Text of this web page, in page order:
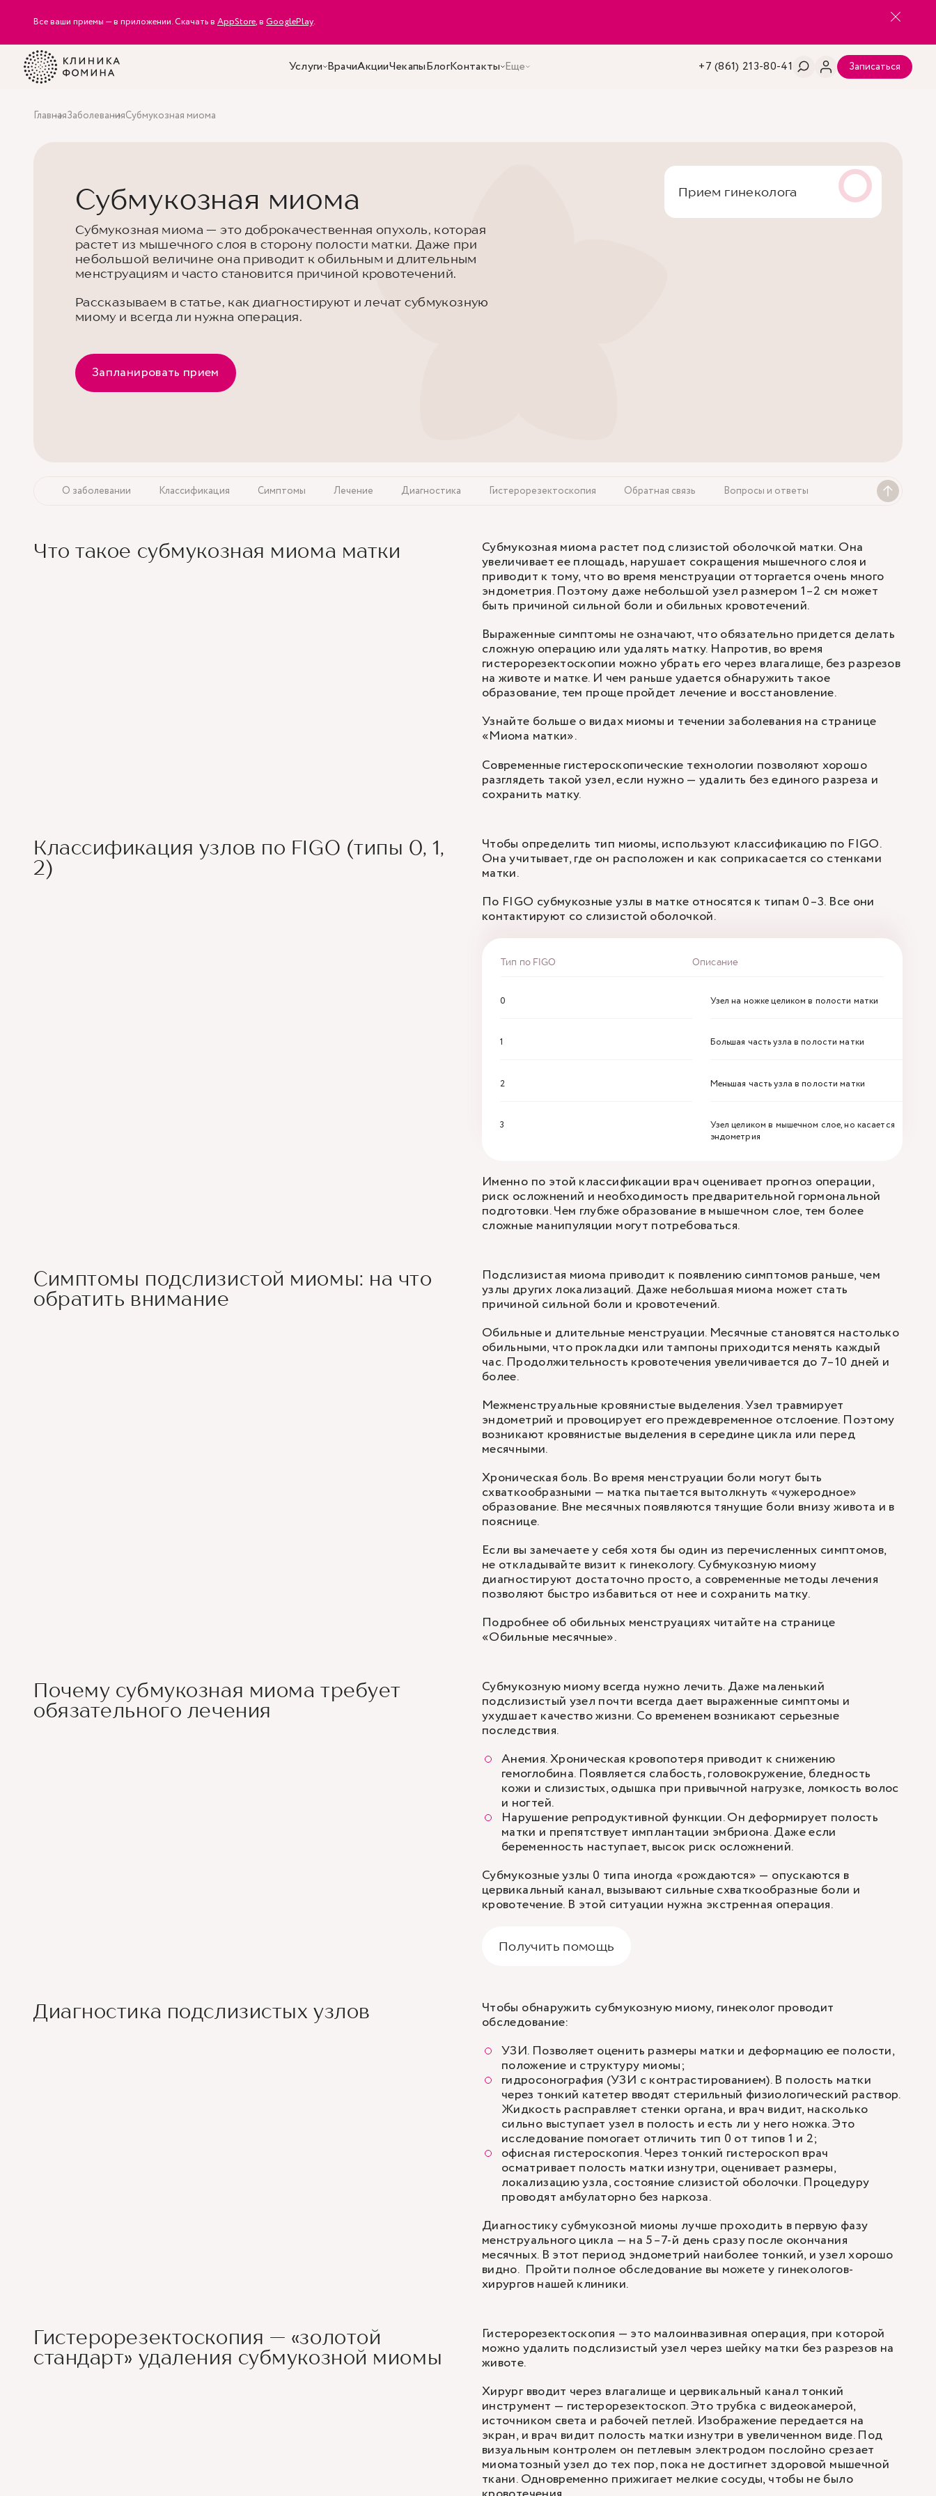
Все ваши приемы — в приложении. Скачать в AppStore, в GooglePlay.
Услуги ВрачиАкцииЧекапыБлогКонтакты Еще +7 (861) 213-80-41 Записаться
ГлавнаяЗаболеванияСубмукозная миома
Субмукозная миома
Субмукозная миома — это доброкачественная опухоль, которая
растет из мышечного слоя в сторону полости матки. Даже при
небольшой величине она приводит к обильным и длительным
менструациям и часто становится причиной кровотечений.
Рассказываем в статье, как диагностируют и лечат субмукозную
миому и всегда ли нужна операция.
Запланировать прием
Прием гинеколога
О заболевании Классификация Симптомы Лечение Диагностика Гистерорезектоскопия Обратная связь Вопросы и ответы
Что такое субмукозная миома матки
Субмукозная миома растет под слизистой оболочкой матки. Она
увеличивает ее площадь, нарушает сокращения мышечного слоя и
приводит к тому, что во время менструации отторгается очень много
эндометрия. Поэтому даже небольшой узел размером 1–2 см может
быть причиной сильной боли и обильных кровотечений.
Выраженные симптомы не означают, что обязательно придется делать
сложную операцию или удалять матку. Напротив, во время
гистерорезектоскопии можно убрать его через влагалище, без разрезов
на животе и матке. И чем раньше удается обнаружить такое
образование, тем проще пройдет лечение и восстановление.
Узнайте больше о видах миомы и течении заболевания на странице
«Миома матки».
Современные гистероскопические технологии позволяют хорошо
разглядеть такой узел, если нужно — удалить без единого разреза и
сохранить матку.
Классификация узлов по FIGO (типы 0, 1,
2)
Чтобы определить тип миомы, используют классификацию по FIGO.
Она учитывает, где он расположен и как соприкасается со стенками
матки.
По FIGO субмукозные узлы в матке относятся к типам 0–3. Все они
контактируют со слизистой оболочкой.
Тип по FIGO Описание
0 Узел на ножке целиком в полости матки
1 Большая часть узла в полости матки
2 Меньшая часть узла в полости матки
3
Узел целиком в мышечном слое, но касается
эндометрия
Именно по этой классификации врач оценивает прогноз операции,
риск осложнений и необходимость предварительной гормональной
подготовки. Чем глубже образование в мышечном слое, тем более
сложные манипуляции могут потребоваться.
Симптомы подслизистой миомы: на что
обратить внимание
Подслизистая миома приводит к появлению симптомов раньше, чем
узлы других локализаций. Даже небольшая миома может стать
причиной сильной боли и кровотечений.
Обильные и длительные менструации. Месячные становятся настолько
обильными, что прокладки или тампоны приходится менять каждый
час. Продолжительность кровотечения увеличивается до 7–10 дней и
более.
Межменструальные кровянистые выделения. Узел травмирует
эндометрий и провоцирует его преждевременное отслоение. Поэтому
возникают кровянистые выделения в середине цикла или перед
месячными.
Хроническая боль. Во время менструации боли могут быть
схваткообразными — матка пытается вытолкнуть «чужеродное»
образование. Вне месячных появляются тянущие боли внизу живота и в
пояснице.
Если вы замечаете у себя хотя бы один из перечисленных симптомов,
не откладывайте визит к гинекологу. Субмукозную миому
диагностируют достаточно просто, а современные методы лечения
позволяют быстро избавиться от нее и сохранить матку.
Подробнее об обильных менструациях читайте на странице
«Обильные месячные».
Почему субмукозная миома требует
обязательного лечения
Субмукозную миому всегда нужно лечить. Даже маленький
подслизистый узел почти всегда дает выраженные симптомы и
ухудшает качество жизни. Со временем возникают серьезные
последствия.
Анемия. Хроническая кровопотеря приводит к снижению
гемоглобина. Появляется слабость, головокружение, бледность
кожи и слизистых, одышка при привычной нагрузке, ломкость волос
и ногтей.
Нарушение репродуктивной функции. Он деформирует полость
матки и препятствует имплантации эмбриона. Даже если
беременность наступает, высок риск осложнений.
Субмукозные узлы 0 типа иногда «рождаются» — опускаются в
цервикальный канал, вызывают сильные схваткообразные боли и
кровотечение. В этой ситуации нужна экстренная операция.
Получить помощь
Диагностика подслизистых узлов
Чтобы обнаружить субмукозную миому, гинеколог проводит
обследование:
УЗИ. Позволяет оценить размеры матки и деформацию ее полости,
положение и структуру миомы;
гидросонография (УЗИ с контрастированием). В полость матки
через тонкий катетер вводят стерильный физиологический раствор.
Жидкость расправляет стенки органа, и врач видит, насколько
сильно выступает узел в полость и есть ли у него ножка. Это
исследование помогает отличить тип 0 от типов 1 и 2;
офисная гистероскопия. Через тонкий гистероскоп врач
осматривает полость матки изнутри, оценивает размеры,
локализацию узла, состояние слизистой оболочки. Процедуру
проводят амбулаторно без наркоза.
Диагностику субмукозной миомы лучше проходить в первую фазу
менструального цикла — на 5–7-й день сразу после окончания
месячных. В этот период эндометрий наиболее тонкий, и узел хорошо
видно. Пройти полное обследование вы можете у гинекологов-
хирурговнашей клиники.
Гистерорезектоскопия — «золотой
стандарт» удаления субмукозной миомы
Гистерорезектоскопия — это малоинвазивная операция, при которой
можно удалить подслизистый узел через шейку матки без разрезов на
животе.
Хирург вводит через влагалище и цервикальный канал тонкий
инструмент — гистерорезектоскоп. Это трубка с видеокамерой,
источником света и рабочей петлей. Изображение передается на
экран, и врач видит полость матки изнутри в увеличенном виде. Под
визуальным контролем он петлевым электродом послойно срезает
миоматозный узел до тех пор, пока не достигнет здоровой мышечной
ткани. Одновременно прижигает мелкие сосуды, чтобы не было